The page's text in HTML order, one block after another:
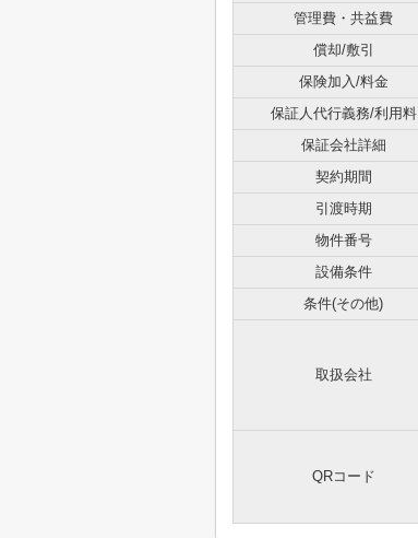
管理費・共益費
償却/敷引
保険加入/料金
保証人代行義務/利用料
保証会社詳細
契約期間
引渡時期
物件番号
設備条件
条件(その他)
取扱会社
QRコード